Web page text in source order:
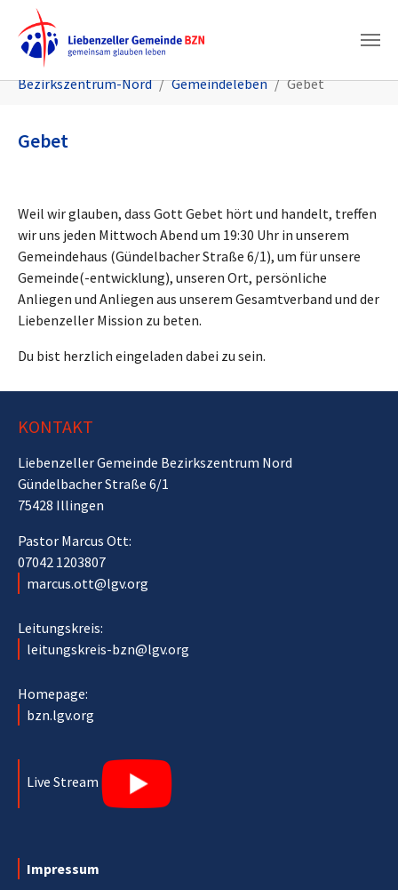
Zum Hauptinhalt springen
Sie sind hier:
Bezirkszentrum-Nord Gemeindeleben Gebet
Gebet
Weil wir glauben, dass Gott Gebet hört und handelt, treffen
wir uns jeden Mittwoch Abend um 19:30 Uhr in unserem
Gemeindehaus (Gündelbacher Straße 6/1), um für unsere
Gemeinde(-entwicklung), unseren Ort, persönliche
Anliegen und Anliegen aus unserem Gesamtverband und der
Liebenzeller Mission zu beten.
Du bist herzlich eingeladen dabei zu sein.
KONTAKT
Liebenzeller Gemeinde Bezirkszentrum Nord
Gündelbacher Straße 6/1
75428 Illingen
Pastor Marcus Ott:
07042 1203807
marcus.ott@lgv.org
Leitungskreis:
leitungskreis-bzn@lgv.org
Homepage:
bzn.lgv.org
Live Stream
Impressum